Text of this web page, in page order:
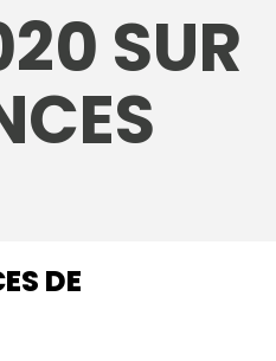
SUR
DE